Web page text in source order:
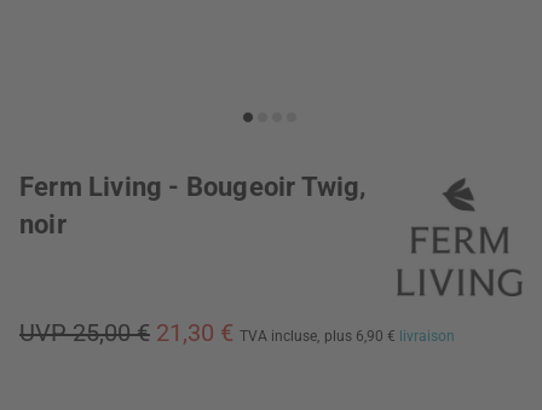
Ferm Living - Bougeoir Twig,
noir
UVP 25,00 € 21,30 € TVA incluse, plus 6,90 € livraison